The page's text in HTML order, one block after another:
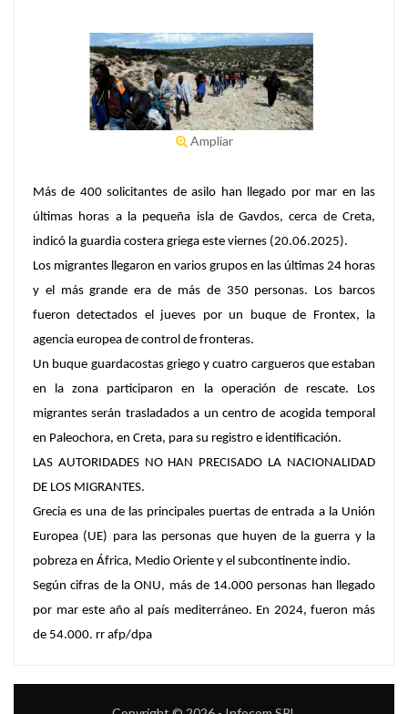
Ampliar
Más de 400 solicitantes de asilo han llegado por mar en las
últimas horas a la pequeña isla de Gavdos, cerca de Creta,
indicó la guardia costera griega este viernes (20.06.2025).
Los migrantes llegaron en varios grupos en las últimas 24 horas
y el más grande era de más de 350 personas. Los barcos
fueron detectados el jueves por un buque de Frontex, la
agencia europea de control de fronteras.
Un buque guardacostas griego y cuatro cargueros que estaban
en la zona participaron en la operación de rescate. Los
migrantes serán trasladados a un centro de acogida temporal
en Paleochora, en Creta, para su registro e identificación.
LAS AUTORIDADES NO HAN PRECISADO LA NACIONALIDAD
DE LOS MIGRANTES.
Grecia es una de las principales puertas de entrada a la Unión
Europea (UE) para las personas que huyen de la guerra y la
pobreza en África, Medio Oriente y el subcontinente indio.
Según cifras de la ONU, más de 14.000 personas han llegado
por mar este año al país mediterráneo. En 2024, fueron más
de 54.000. rr afp/dpa